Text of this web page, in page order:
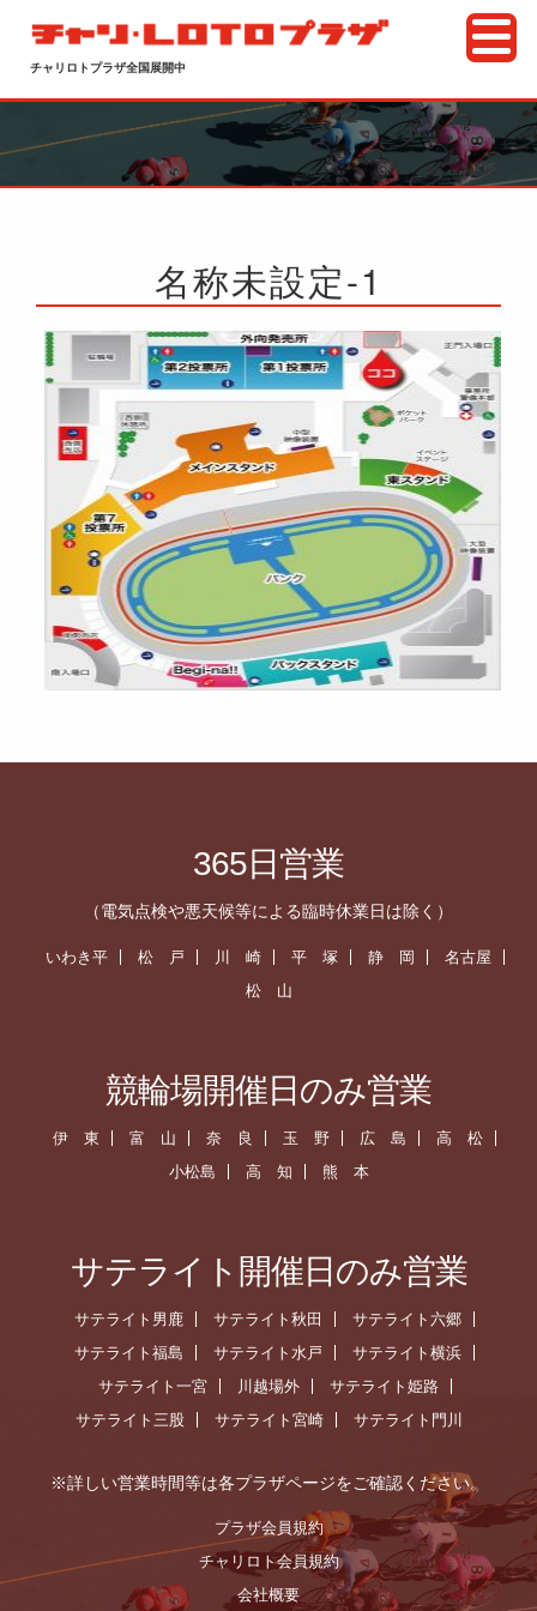
チャリロトプラザ全国展開中
名称未設定-1
365日営業
（電気点検や悪天候等による臨時休業日は除く）
いわき平 松 戸 川 崎 平 塚 静 岡
名古屋
松 山
競輪場開催日のみ営業
伊 東 富 山 奈 良 玉 野 広 島
高 松
小松島
高 知 熊 本
サテライト開催日のみ営業
サテライト男鹿 サテライト秋田
サテライト六郷
サテライト福島
サテライト水戸
サテライト横浜
サテライト一宮
川越場外
サテライト姫路
サテライト三股
サテライト宮崎 サテライト門川
※詳しい営業時間等は各プラザページをご確認ください。
プラザ会員規約
チャリロト会員規約
会社概要